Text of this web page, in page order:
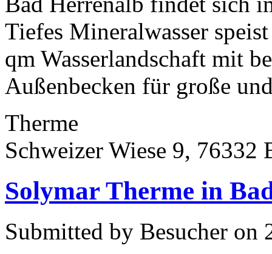
Tiefes Mineralwasser
qm Wasserlandschaft mit
Außenbecken für große
Therme
Schweizer Wiese 9, 76332
Solymar Therme in
Submitted by Besucher on